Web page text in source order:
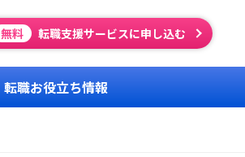
無料 転職支援サービスに申し込む
転職お役立ち情報